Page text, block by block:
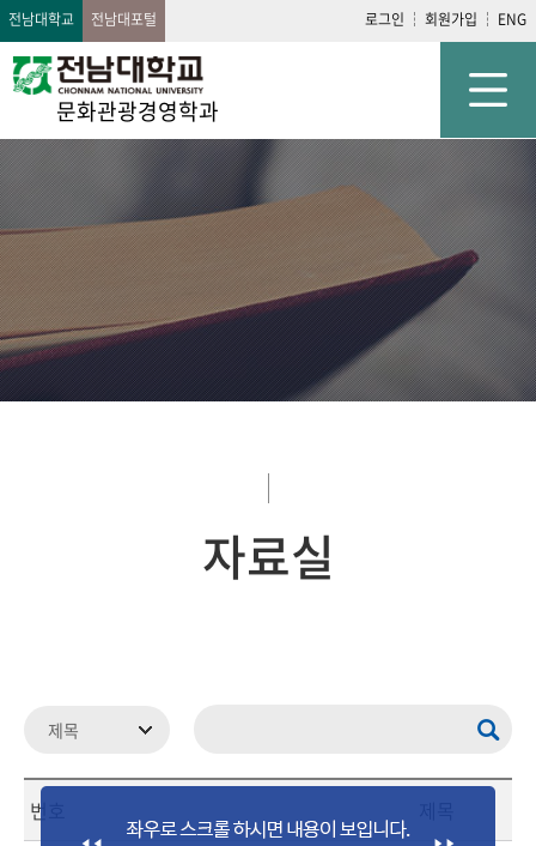
전남대학교 전남대포털 로그인 회원가입 ENG
문화관광경영학과
자료실
번호